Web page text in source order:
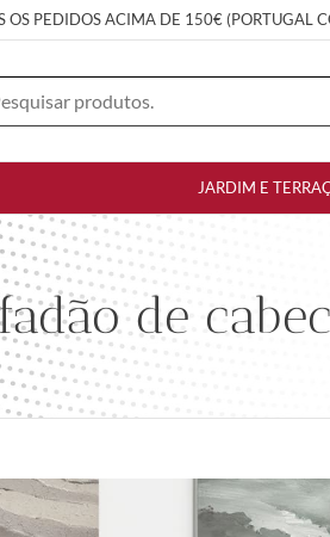
OS PEDIDOS ACIMA DE 150€ (PORTUGAL
JARDIM E
de